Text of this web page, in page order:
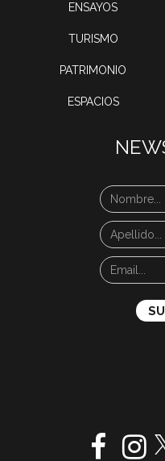
ENSAYOS
TURISMO
PATRIMONIO
ESPACIOS